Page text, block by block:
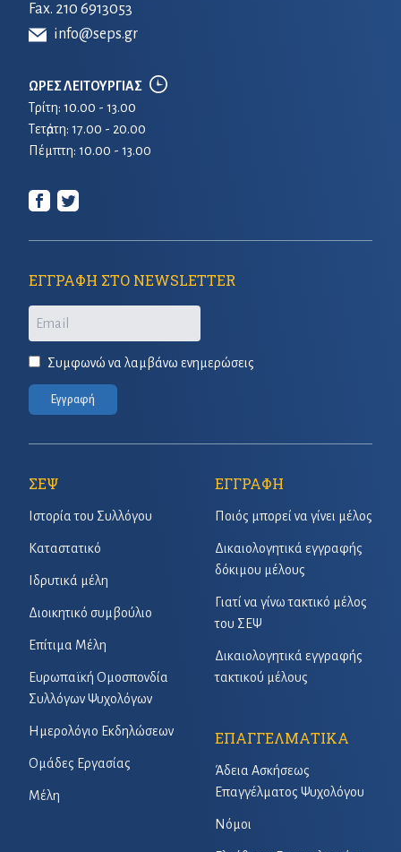
Fax. 210 6913053
info@seps.gr
ΩΡΕΣ ΛΕΙΤΟΥΡΓΙΑΣ
Τρίτη: 10.00 - 13.00
Τετἀρτη: 17.00 - 20.00
Πέμπτη: 10.00 - 13.00
ΕΓΓΡΑΦΗ ΣΤΟ NEWSLETTER
Email
Συμφωνώ να λαμβάνω ενημερώσεις
Εγγραφή
ΣΕΨ
Ιστορία του Συλλόγου
Καταστατικό
Ιδρυτικά μέλη
Διοικητικό συμβούλιο
Επίτιμα Μέλη
Ευρωπαϊκή Ομοσπονδία
Συλλόγων Ψυχολόγων
Ημερολόγιο Εκδηλώσεων
Ομάδες Εργασίας
Μέλη
ΕΓΓΡΑΦΗ
Ποιός μπορεί να γίνει μέλος
Δικαιολογητικά εγγραφής
δόκιμου μέλους
Γιατί να γίνω τακτικό μέλος
του ΣΕΨ
Δικαιολογητικά εγγραφής
τακτικού μέλους
ΕΠΑΓΓΕΛΜΑΤΙΚΑ
Άδεια Ασκήσεως
Επαγγέλματος Ψυχολόγου
Νόμοι